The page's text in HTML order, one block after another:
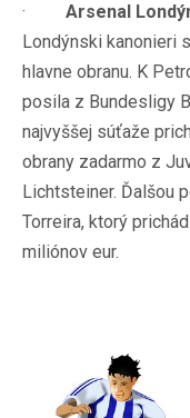
· Arsenal
Londýnski kanonieri
hlavne obranu. K
posila z Bundesligy
najvyššej súťaže
obrany zadarmo z
Lichtsteiner. Ďalšou
Torreira, ktorý
miliónov eur.